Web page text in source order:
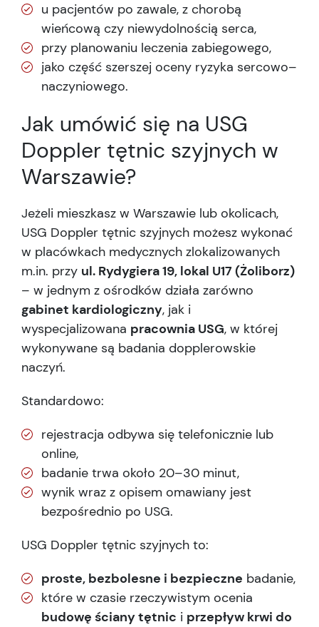
u pacjentów po zawale, z chorobą
wieńcową czy niewydolnością serca,
przy planowaniu leczenia zabiegowego,
jako część szerszej oceny ryzyka sercowo–
naczyniowego.
Jak umówić się na USG
Doppler tętnic szyjnych w
Warszawie?
Jeżeli mieszkasz w Warszawie lub okolicach,
USG Doppler tętnic szyjnych możesz wykonać
w placówkach medycznych zlokalizowanych
m.in. przy ul. Rydygiera 19, lokal U17 (Żoliborz)
– w jednym z ośrodków działa zarówno
gabinet kardiologiczny, jak i
wyspecjalizowana pracownia USG, w której
wykonywane są badania dopplerowskie
naczyń.
Standardowo:
rejestracja odbywa się telefonicznie lub
online,
badanie trwa około 20–30 minut,
wynik wraz z opisem omawiany jest
bezpośrednio po USG.
USG Doppler tętnic szyjnych to:
proste, bezbolesne i bezpieczne badanie,
które w czasie rzeczywistym ocenia
budowę ściany tętnic i przepływ krwi do